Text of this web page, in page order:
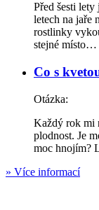
Před šesti lety
letech na jaře
rostlinky
stejné místo…
Co s
Otázka:
Každý rok mi
plodnost. Je
moc hnojím?
» Více informací